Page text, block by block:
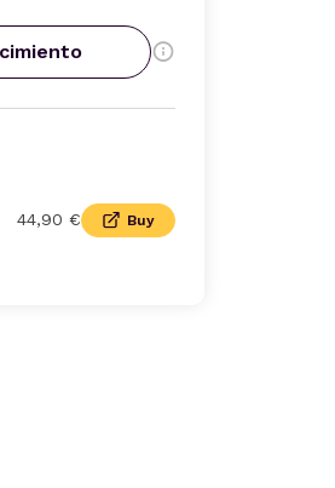
44,90 € Buy